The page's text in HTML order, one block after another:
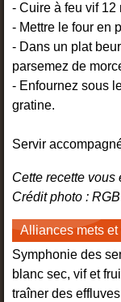
- Cuire à feu vif 12
- Mettre le four en
- Dans un plat
parsemez de
- Enfournez sous
gratine.
Servir
Cette recette
Crédit photo :
Alliances mets et
Symphonie des
blanc sec, vif et
traîner des